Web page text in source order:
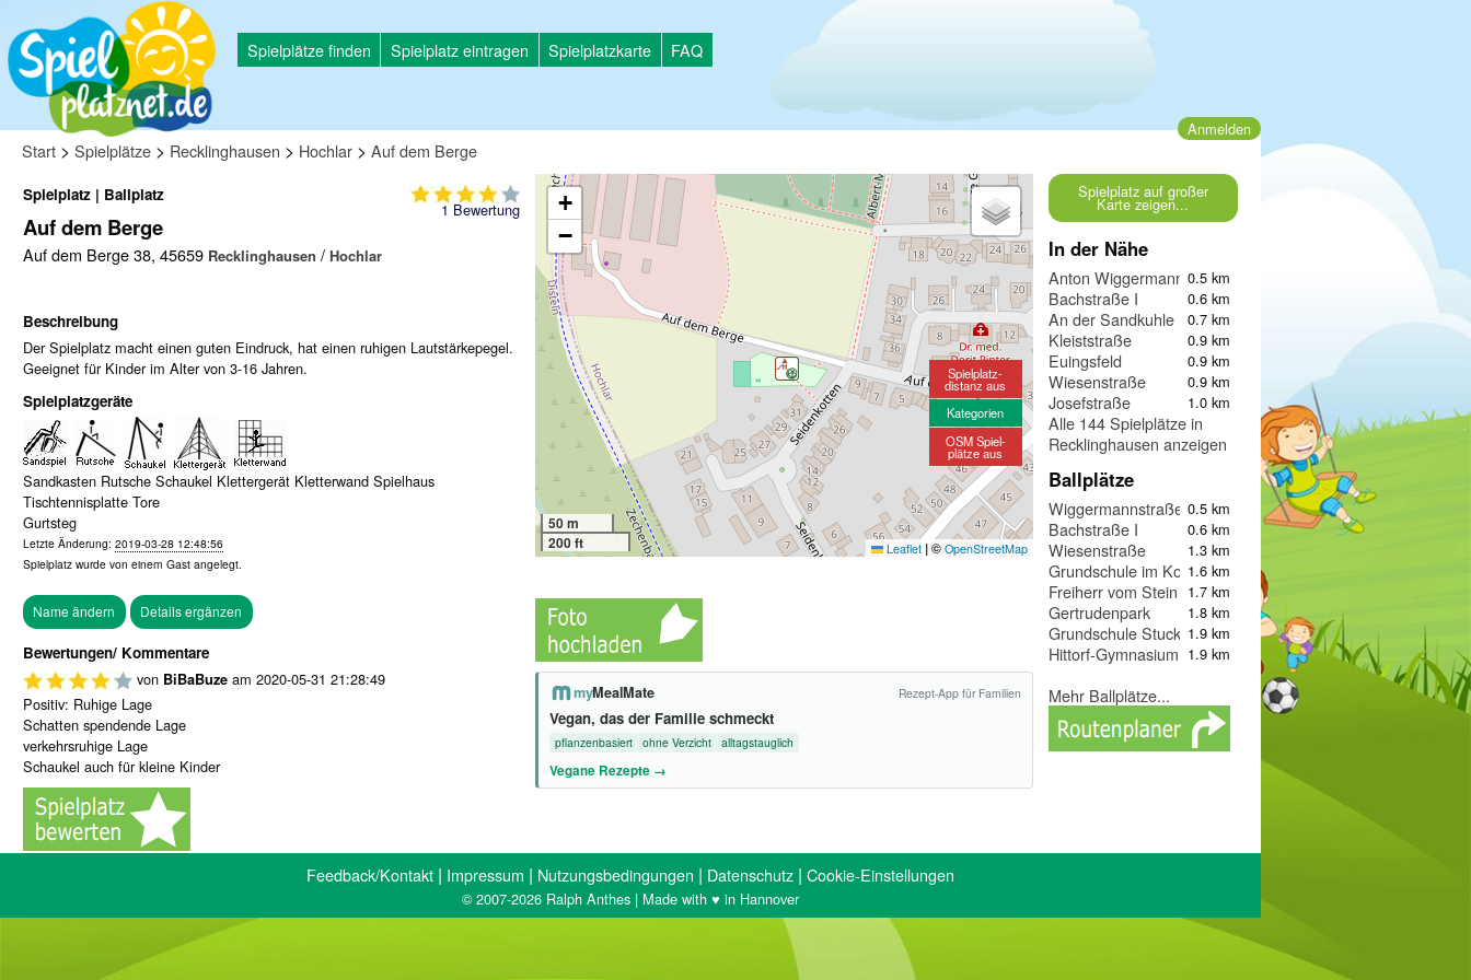
Spielplätze finden Spielplatz eintragen Spielplatzkarte FAQ
Anmelden
Start > Spielplätze > Recklinghausen > Hochlar > Auf dem Berge
1Bewertung
Spielplatz | Ballplatz
Auf dem Berge
Auf dem Berge 38, 45659 Recklinghausen / Hochlar
Beschreibung
Der Spielplatz macht einen guten Eindruck, hat einen ruhigen Lautstärkepegel.
Geeignet für Kinder im Alter von 3-16 Jahren.
Spielplatzgeräte
Sandkasten Rutsche Schaukel Klettergerät Kletterwand Spielhaus
Tischtennisplatte Tore
Gurtsteg
Letzte Änderung: 2019-03-28 12:48:56
Spielplatz wurde von einem Gast angelegt.
Bewertungen/ Kommentare
von BiBaBuze am 2020-05-31 21:28:49
Positiv: Ruhige Lage
Schatten spendende Lage
verkehrsruhige Lage
Schaukel auch für kleine Kinder
+
−
50 m
200 ft
Leaflet |© OpenStreetMap
Spielplatz-
distanz aus
Kategorien
OSM Spiel-
plätze aus
myMealMate Rezept-App für Familien
Vegan, das der Familie schmeckt
pflanzenbasiert ohne Verzicht alltagstauglich
Vegane Rezepte →
Spielplatz auf großer
Karte zeigen...
In der Nähe
Anton Wiggermann Schule
0.5 km
Bachstraße I 0.6 km
An der Sandkuhle 0.7 km
Kleiststraße 0.9 km
Euingsfeld 0.9 km
Wiesenstraße 0.9 km
Josefstraße 1.0 km
Alle 144 Spielplätze in
Recklinghausen anzeigen
Ballplätze
Wiggermannstraße 0.5 km
Bachstraße I 0.6 km
Wiesenstraße 1.3 km
Grundschule im Kohlkamp
1.6 km
Freiherr vom Stein Gymnasium
1.7 km
Gertrudenpark 1.8 km
Grundschule Stuckenbuschstraße
1.9 km
Hittorf-Gymnasium 1.9 km
Mehr Ballplätze...
Feedback/Kontakt | Impressum | Nutzungsbedingungen | Datenschutz | Cookie-Einstellungen
© 2007-2026 Ralph Anthes | Made with ♥ in Hannover